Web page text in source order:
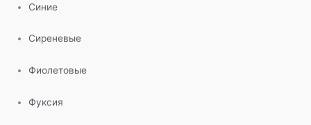
Синие
Сиреневые
Фиолетовые
Фуксия